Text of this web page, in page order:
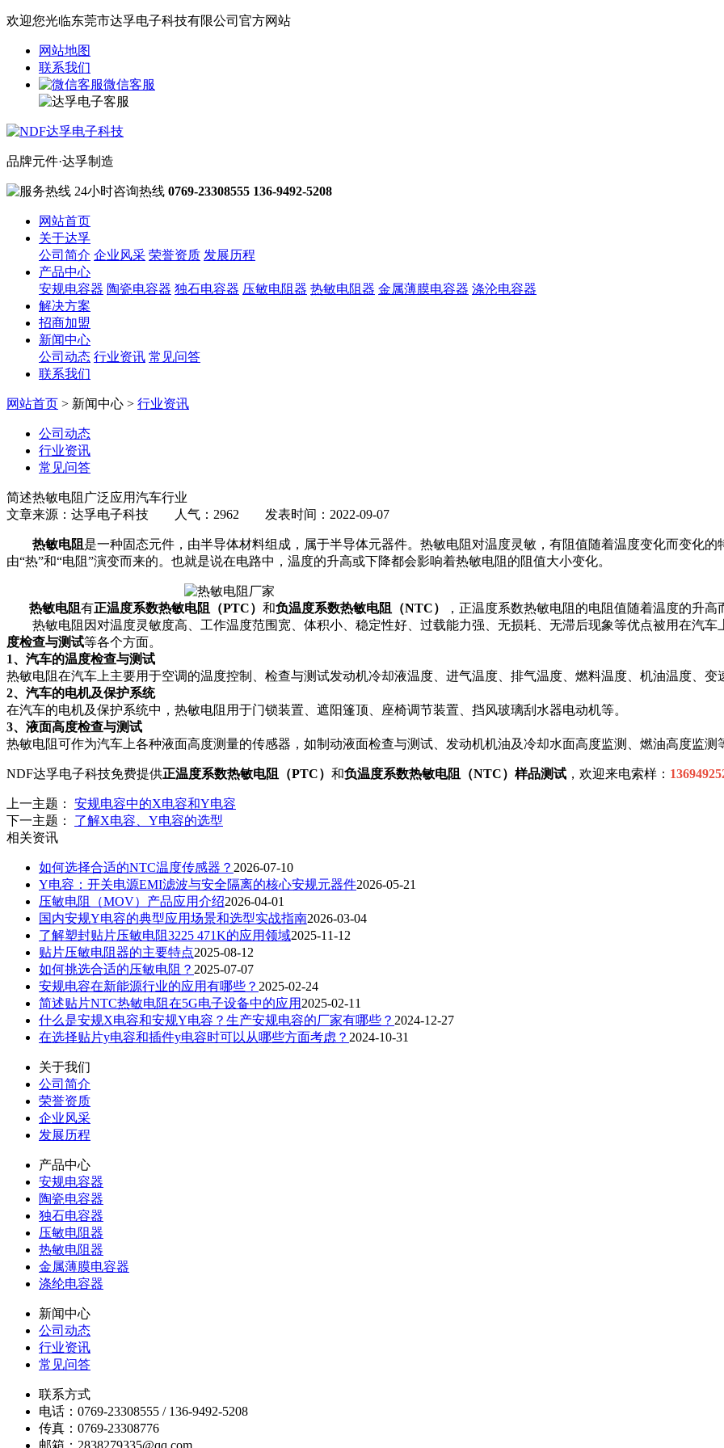
欢迎您光临东莞市达孚电子科技有限公司官方网站
网站地图
联系我们
微信客服
品牌元件·达孚制造
24小时咨询热线 0769-23308555 136-9492-5208
网站首页
关于达孚
公司简介 企业风采 荣誉资质 发展历程
产品中心
安规电容器 陶瓷电容器 独石电容器 压敏电阻器 热敏电阻器 金属薄膜电容器 涤沦电容器
解决方案
招商加盟
新闻中心
公司动态 行业资讯 常见问答
联系我们
网站首页 > 新闻中心 > 行业资讯
公司动态
行业资讯
常见问答
简述热敏电阻广泛应用汽车行业
文章来源：达孚电子科技 人气：2962 发表时间：2022-09-07
热敏电阻 是一种固态元件，由半导体材料组成，属于半导体元器件。热敏电阻对温度灵敏，有阻值随着温度变化而变化的
由“热”和“电阻”演变而来的。也就是说在电路中，温度的升高或下降都会影响着热敏电阻的阻值大小变化。
热敏电阻有正温度系数热敏电阻（PTC） 和负温度系数热敏电阻（NTC）
，正温度系数热敏电阻的电阻值随着温度的升
热敏电阻因对温度灵敏度高、工作温度范围宽、体积小、稳定性好、过载能力强、无损耗、无滞后现象等优点被用在汽车
度检查与测试等各个方面。
1、汽车的温度检查与测试
热敏电阻在汽车上主要用于空调的温度控制、检查与测试发动机冷却液温度、进气温度、排气温度、燃料温度、机油温度、变
2、汽车的电机及保护系统
在汽车的电机及保护系统中，热敏电阻用于门锁装置、遮阳篷顶、座椅调节装置、挡风玻璃刮水器电动机等。
3、液面高度检查与测试
热敏电阻可作为汽车上各种液面高度测量的传感器，如制动液面检查与测试、发动机机油及冷却水面高度监测、燃油高度监测
NDF达孚电子科技免费提供正温度系数热敏电阻（PTC） 和负温度系数热敏电阻（NTC）样品测试 ，欢迎来电索样：
上一主题： 安规电容中的X电容和Y电容
下一主题： 了解X电容、Y电容的选型
相关资讯
如何选择合适的NTC温度传感器？ 2026-07-10
Y电容：开关电源EMI滤波与安全隔离的核心安规元器件2026-05-21
压敏电阻（MOV）产品应用介绍2026-04-01
国内安规Y电容的典型应用场景和选型实战指南2026-03-04
了解塑封贴片压敏电阻3225 471K的应用领域2025-11-12
贴片压敏电阻器的主要特点2025-08-12
如何挑选合适的压敏电阻？ 2025-07-07
安规电容在新能源行业的应用有哪些？ 2025-02-24
简述贴片NTC热敏电阻在5G电子设备中的应用 2025-02-11
什么是安规X电容和安规Y电容？生产安规电容的厂家有哪些？ 2024-12-27
在选择贴片y电容和插件y电容时可以从哪些方面考虑？ 2024-10-31
关于我们
公司简介
荣誉资质
企业风采
发展历程
产品中心
安规电容器
陶瓷电容器
独石电容器
压敏电阻器
热敏电阻器
金属薄膜电容器
涤纶电容器
新闻中心
公司动态
行业资讯
常见问答
联系方式
电话：0769-23308555 / 136-9492-5208
传真：0769-23308776
邮箱：2838279335@qq.com